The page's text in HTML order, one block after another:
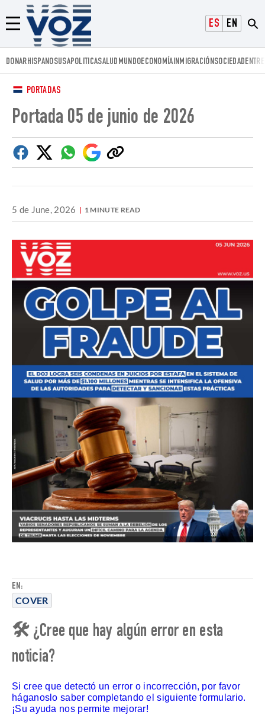
ESPAÑOLENGLISH
Menú
Voz.us
DONARHISPANOSUSAPOLITICASALUD MUNDOECONOMÍAINMIGRACIÓNSOCIEDAD
PORTADAS
Portada 05 de junio de 2026
FacebookTwitterWhatsapp
Google
Discover
Copiar
enlace
5 de June, 2026 1 MINUTE READ
EN:
COVER
🛠 ¿Cree que hay algún error en esta
noticia?
Si cree que detectó un error o incorrección, por favor
háganoslo saber completando el siguiente formulario.
¡Su ayuda nos permite mejorar!